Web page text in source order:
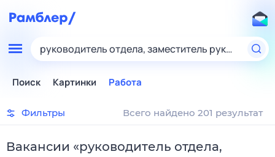
руководитель отдела, заместитель
Поиск Картинки Работа
Фильтры Всего найдено 201 результат
Вакансии «руководитель отдела,